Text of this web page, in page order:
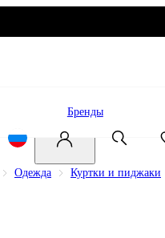
Бренды
Одежда Куртки и пиджаки